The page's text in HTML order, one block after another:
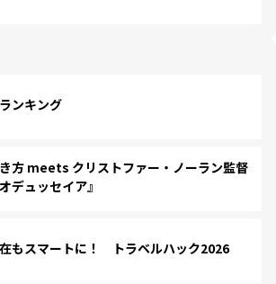
ンキング
方 meets クリストファー・ノーラン監督
デュッセイア』
もスマートに！ トラベルハック2026